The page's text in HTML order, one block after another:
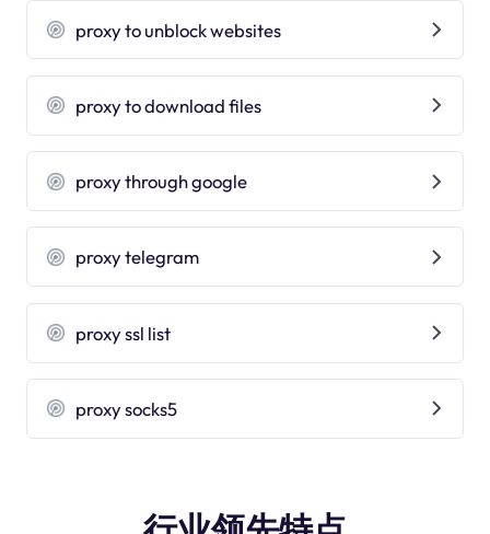
proxy to unblock websites
proxy to download files
proxy through google
proxy telegram
proxy ssl list
proxy socks5